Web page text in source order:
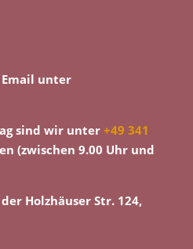
unter
sind wir unter +49 341
(zwischen 9.00 Uhr und
Holzhäuser Str. 124,